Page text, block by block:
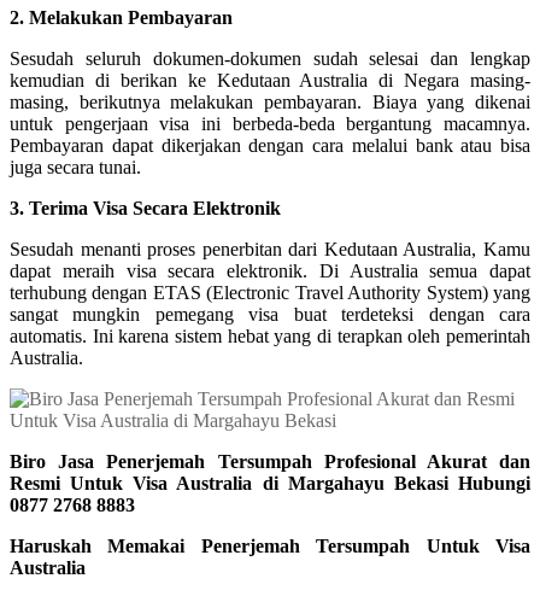
2. Melakukan Pembayaran
Sesudah seluruh dokumen-dokumen sudah selesai dan lengkap
kemudian di berikan ke Kedutaan Australia di Negara masing-
masing, berikutnya melakukan pembayaran. Biaya yang dikenai
untuk pengerjaan visa ini berbeda-beda bergantung macamnya.
Pembayaran dapat dikerjakan dengan cara melalui bank atau bisa
juga secara tunai.
3. Terima Visa Secara Elektronik
Sesudah menanti proses penerbitan dari Kedutaan Australia, Kamu
dapat meraih visa secara elektronik. Di Australia semua dapat
terhubung dengan ETAS (Electronic Travel Authority System) yang
sangat mungkin pemegang visa buat terdeteksi dengan cara
automatis. Ini karena sistem hebat yang di terapkan oleh pemerintah
Australia.
Biro Jasa Penerjemah Tersumpah Profesional Akurat dan
Resmi Untuk Visa Australia di Margahayu Bekasi Hubungi
0877 2768 8883
Haruskah Memakai Penerjemah Tersumpah Untuk Visa
Australia